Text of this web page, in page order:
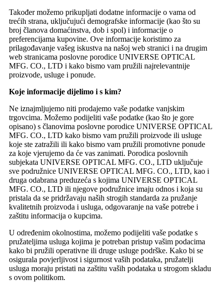
Također možemo prikupljati dodatne informacije o vama od
trećih strana, uključujući demografske informacije (kao što su
broj članova domaćinstva, dob i spol) i informacije o
preferencijama kupovine. Ove informacije koristimo za
prilagođavanje vašeg iskustva na našoj web stranici i na drugim
web stranicama poslovne porodice UNIVERSE OPTICAL
MFG. CO., LTD i kako bismo vam pružili najrelevantnije
proizvode, usluge i ponude.
Koje informacije dijelimo i s kim?
Ne iznajmljujemo niti prodajemo vaše podatke vanjskim
trgovcima. Možemo podijeliti vaše podatke (kao što je gore
opisano) s članovima poslovne porodice UNIVERSE OPTICAL
MFG. CO., LTD kako bismo vam pružili proizvode ili usluge
koje ste zatražili ili kako bismo vam pružili promotivne ponude
za koje vjerujemo da će vas zanimati. Porodica poslovnih
subjekata UNIVERSE OPTICAL MFG. CO., LTD uključuje
sve podružnice UNIVERSE OPTICAL MFG. CO., LTD, kao i
druga odabrana preduzeća s kojima UNIVERSE OPTICAL
MFG. CO., LTD ili njegove podružnice imaju odnos i koja su
pristala da se pridržavaju naših strogih standarda za pružanje
kvalitetnih proizvoda i usluga, odgovaranje na vaše potrebe i
zaštitu informacija o kupcima.
U određenim okolnostima, možemo podijeliti vaše podatke s
pružateljima usluga kojima je potreban pristup vašim podacima
kako bi pružili operativne ili druge usluge podrške. Kako bi se
osigurala povjerljivost i sigurnost vaših podataka, pružatelji
usluga moraju pristati na zaštitu vaših podataka u strogom skladu
s ovom politikom.